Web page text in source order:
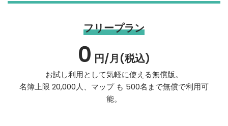
フリープラン
0 円/月(税込)
お試し利用として気軽に使える無償版。
名簿上限 20,000人、マップ も 500名まで無償で利用可
能。